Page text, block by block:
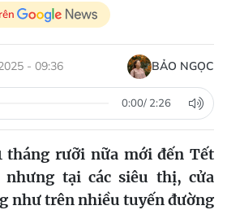
- 09:36 BẢO NGỌC
0:00/ 2:26
tháng rưỡi nữa mới đến Tết
tại các siêu thị, cửa
như trên nhiều tuyến đường